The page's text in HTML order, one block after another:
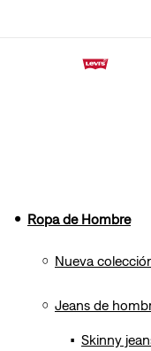
Ropa de Hombre
Nueva
Jeans de
Skinny